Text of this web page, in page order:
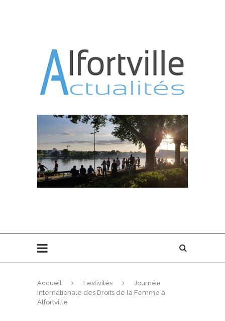
Accueil Festivités
Journée
Internationale des Droits de la Femme à
Alfortville